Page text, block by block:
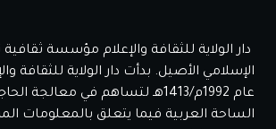
دار الولاية للثقافة والإعلام مؤسسة ثقافية
الإسلامي الأصيل. بدأت دار الولاية للثقافة
عام 1992م/1413هـ لتساهم في معالجة
الساحة العربية فيما يتعلق بالمعلومات